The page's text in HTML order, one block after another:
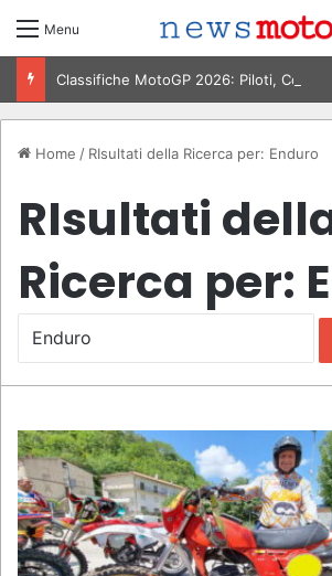
Menu
Classifiche MotoGP 2026: Piloti,
Home / RIsultati della Ricerca per: Enduro
RIsultati
Ricerca per:
c
a
p
e
r
: